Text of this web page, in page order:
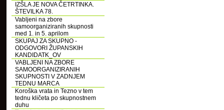
IZŠLA JE NOVA ČETRTINKA.
ŠTEVILKA 78.
Vabljeni na zbore
samoorganiziranih skupnosti
med 1. in 5. aprilom
SKUPAJ ZA SKUPNO -
ODGOVORI ŽUPANSKIH
KANDIDATK_OV
VABLJENI NA ZBORE
SAMOORGANIZIRANIH
SKUPNOSTI V ZADNJEM
TEDNU MARCA
Koroška vrata in Tezno v tem
tednu kličeta po skupnostnem
duhu